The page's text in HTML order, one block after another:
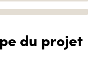
du projet